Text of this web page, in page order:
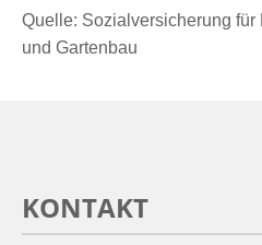
Quelle: Sozialversicherung für
und Gartenbau
KONTAKT